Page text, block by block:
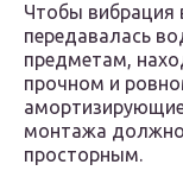
Чтобы вибрация
передавалась
предметам,
прочном и
монтажа
просторным.